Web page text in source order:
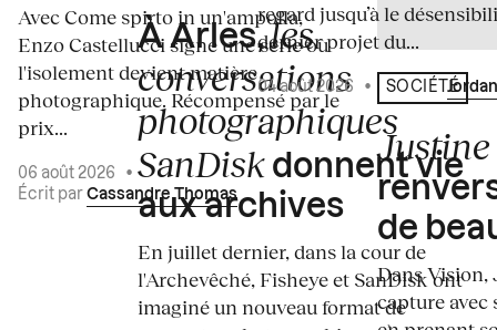
Avec Come spirto in un'ampolla,
Enzo Castellucci signe une série où
l'isolement devient matière
photographique. Récompensé par le
prix...
06 août 2026
•
Écrit par Cassandre Thomas
À Arles,les
conversations
photographiques
SanDisk donnent vie
aux archives
En juillet dernier, dans la cour de
l'Archevêché, Fisheye et SanDisk ont
imaginé un nouveau format de
regard jusqu’à le
dernier projet du...
04 août 2026 • Écrit par
SOCIÉTÉ
de
Dans
capture avec